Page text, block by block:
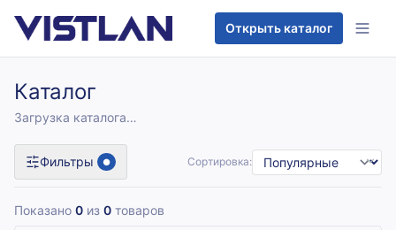
Открыть каталог
Каталог
Загрузка каталога…
Фильтры ● Сортировка:
Показано 0 из 0 товаров